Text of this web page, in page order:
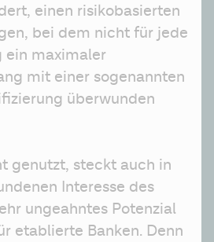
einen risikobasierten
bei dem nicht für jede
ein maximaler
mit einer sogenannten
überwunden
genutzt, steckt auch in
Interesse des
ungeahntes Potenzial
etablierte Banken. Denn